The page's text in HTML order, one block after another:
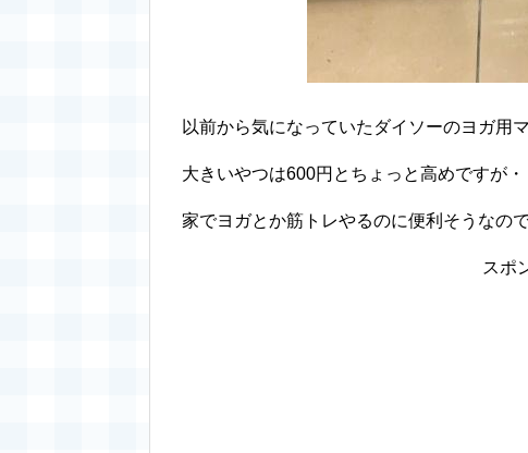
以前から気になっていたダイソーのヨガ用マ
大きいやつは600円とちょっと高めですが・
家でヨガとか筋トレやるのに便利そうなの
スポ